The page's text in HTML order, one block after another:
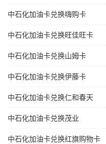
中石化加油卡兑换嗨购卡
中石化加油卡兑换旺佳旺卡
中石化加油卡兑换山姆卡
中石化加油卡兑换伊藤卡
中石化加油卡兑换仁和春天
中石化加油卡兑换茂业
中石化加油卡兑换红旗购物卡